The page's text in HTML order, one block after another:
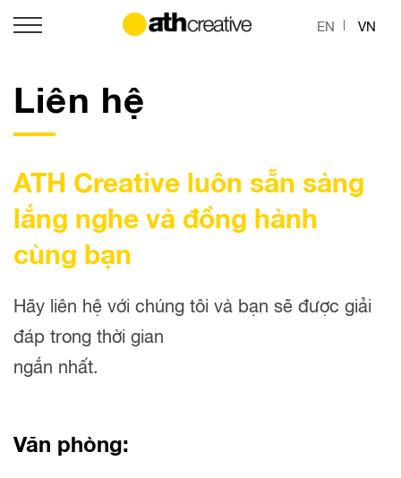
EN VN
Liên hệ
ATH Creative luôn sẵn sàng
lắng nghevà đồng hành
cùng bạn
Hãy liên hệ với chúng tôi và bạn sẽ được giải
đáp trong thời gian
ngắn nhất.
Văn phòng: